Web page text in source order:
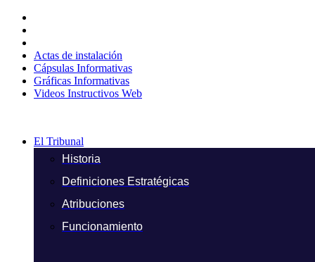
contenido
Actas de instalación
Cápsulas Informativas
Gráficas Informativas
Videos Instructivos Web
El Tribunal
Historia
Definiciones Estratégicas
Atribuciones
Funcionamiento